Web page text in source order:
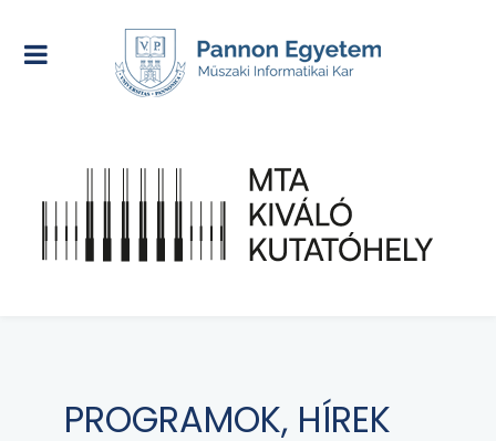
PROGRAMOK, HÍREK